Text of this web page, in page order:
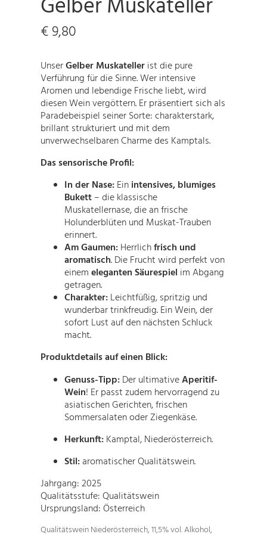
Gelber Muskateller
€9,80
UnserGelber Muskatellerist die pure
Verführung für die Sinne. Wer intensive
Aromen und lebendige Frische liebt, wird
diesen Wein vergöttern. Er präsentiert sich als
Paradebeispiel seiner Sorte: charakterstark,
brillant strukturiert und mit dem
unverwechselbaren Charme des Kamptals.
Das sensorische Profil:
In der Nase:Einintensives, blumiges
Bukett– die klassische
Muskatellernase, die an frische
Holunderblüten und Muskat-Trauben
erinnert.
Am Gaumen:Herrlichfrisch und
aromatisch. Die Frucht wird perfekt von
einemeleganten Säurespiel im Abgang
getragen.
Charakter:Leichtfüßig, spritzig und
wunderbar trinkfreudig. Ein Wein, der
sofort Lust auf den nächsten Schluck
macht.
Produktdetails auf einen Blick:
Genuss-Tipp:Der ultimativeAperitif-
Wein! Er passt zudem hervorragend zu
asiatischen Gerichten, frischen
Sommersalaten oder Ziegenkäse.
Herkunft:Kamptal, Niederösterreich.
Stil:aromatischer Qualitätswein.
Jahrgang: 2025
Qualitätsstufe: Qualitätswein
Ursprungsland: Österreich
Qualitätswein Niederösterreich, 11,5% vol. Alkohol,